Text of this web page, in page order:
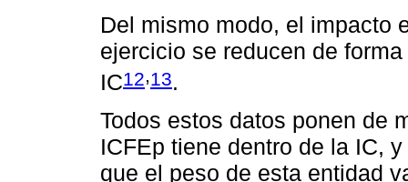
Del mismo modo, el impacto
ejercicio se reducen de
IC12,13.
Todos estos datos ponen de
ICFEp tiene dentro de la IC,
que el peso de esta entidad